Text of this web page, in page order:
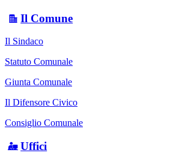
Il Comune
Il Sindaco
Statuto Comunale
Giunta Comunale
Il Difensore Civico
Consiglio Comunale
Uffici